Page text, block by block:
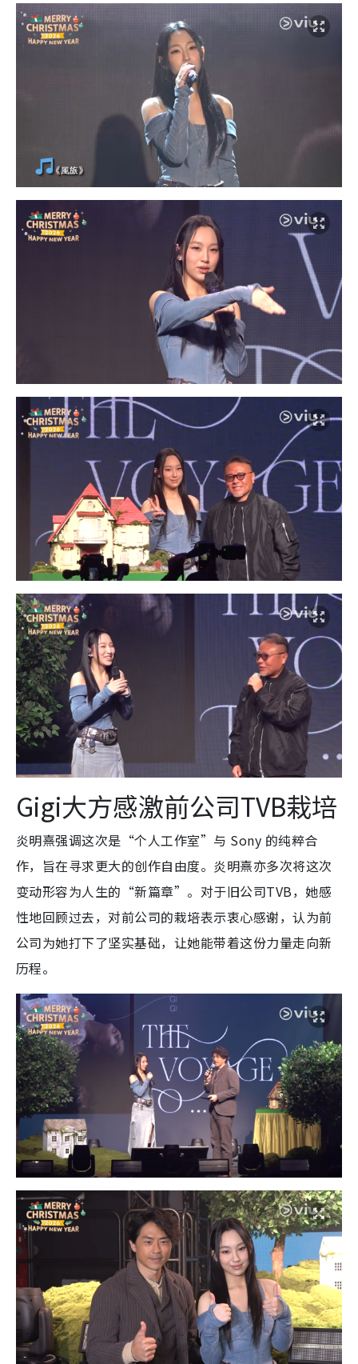
Gigi大方感激前公司TVB栽培
炎明熹强调这次是“个人工作室”与 Sony 的纯粹合
作，旨在寻求更大的创作自由度。炎明熹亦多次将这次
变动形容为人生的“新篇章”。对于旧公司TVB，她感
性地回顾过去，对前公司的栽培表示衷心感谢，认为前
公司为她打下了坚实基础，让她能带着这份力量走向新
历程。